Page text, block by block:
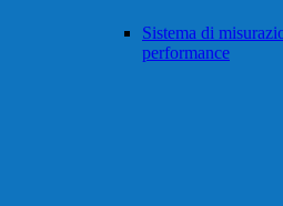
Sistema di
performance